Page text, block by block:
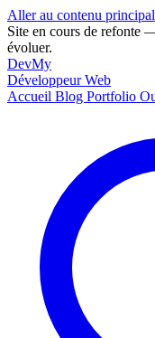
Aller au contenu principal
Site en cours de refonte
évoluer.
DevMy
Développeur Web
Accueil Blog Portfolio